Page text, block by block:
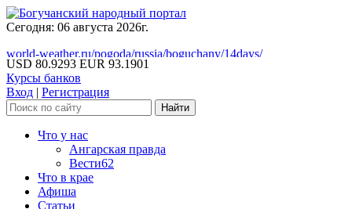
Сегодня: 06 августа 2026г.
world-weather.ru/pogoda/russia/boguchany/14days/
USD 80.9293 EUR 93.1901
Курсы банков
Вход | Регистрация
Что у нас
Ангарская правда
Вести62
Что в крае
Афиша
Статьи